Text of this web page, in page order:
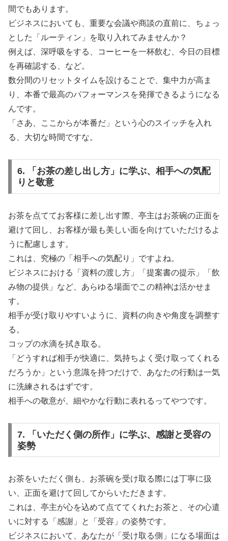
間でもあります。
ビジネスにおいても、重要な会議や商談の直前に、ちょっ
とした「ルーティン」を取り入れてみませんか？
例えば、深呼吸をする、コーヒーを一杯飲む、今日の目標
を再確認する、など。
数分間のリセットタイムを設けることで、集中力が高ま
り、本番で最高のパフォーマンスを発揮できるようになる
んです。
「さあ、ここからが本番だ」という心のスイッチを入れ
る、大切な時間ですな。
6. 「お茶の差し出し方」に学ぶ、相手への気配
りと敬意
お茶を点ててお客様に差し出す際、亭主はお茶碗の正面を
避けて回し、お客様が最も美しい面を向けていただけるよ
うに配慮します。
これは、究極の「相手への気配り」ですよね。
ビジネスにおける「資料の渡し方」「提案書の提示」「飲
み物の提供」など、あらゆる場面でこの精神は活かせま
す。
相手が受け取りやすいように、資料の向きや角度を調整す
る。
コップの水滴を拭き取る。
「どうすれば相手が快適に、気持ちよく受け取ってくれる
だろうか」という意識を持つだけで、あなたの行動は一気
に洗練されるはずです。
相手への敬意が、細やかな行動に表れるってやつです。
7. 「いただく側の所作」に学ぶ、感謝と受容の
姿勢
お茶をいただく側も、お茶碗を受け取る際には丁寧に扱
い、正面を避けて回してからいただきます。
これは、亭主が心を込めて点ててくれたお茶と、その心遣
いに対する「感謝」と「受容」の姿勢です。
ビジネスにおいて、あなたが「受け取る側」になる場面は